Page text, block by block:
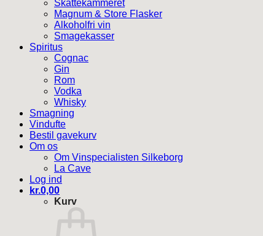
Skattekammeret
Magnum & Store Flasker
Alkoholfri vin
Smagekasser
Spiritus
Cognac
Gin
Rom
Vodka
Whisky
Smagning
Vindufte
Bestil gavekurv
Om os
Om Vinspecialisten Silkeborg
La Cave
Log ind
kr.0,00
Kurv